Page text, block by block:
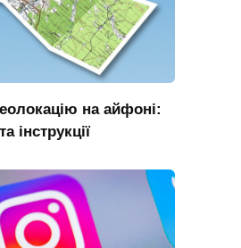
на айфоні:
інструкції